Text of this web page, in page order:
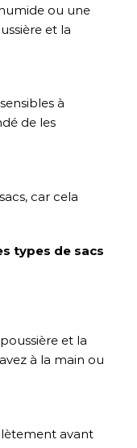
ou une
et la
à
de les
car cela
types de sacs
et la
à la main ou
avant